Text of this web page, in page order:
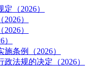
（2026）
）
）
条例（2026）
法规的决定（2026）